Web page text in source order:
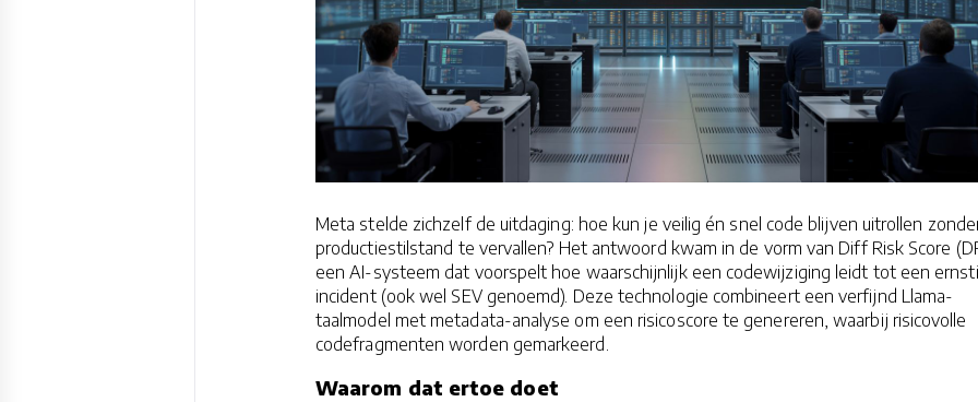
Meta stelde zichzelf de uitdaging: hoe kun je veilig én snel code blijven uitrollen
productiestilstand te vervallen? Het antwoord kwam in de vorm van Diff Risk Score
een AI-systeem dat voorspelt hoe waarschijnlijk een codewijziging leidt tot een
incident (ook wel SEV genoemd). Deze technologie combineert een verfijnd Llama-
taalmodel met metadata-analyse om een risicoscore te genereren, waarbij risicovolle
codefragmenten worden gemarkeerd.
Waarom dat ertoe doet